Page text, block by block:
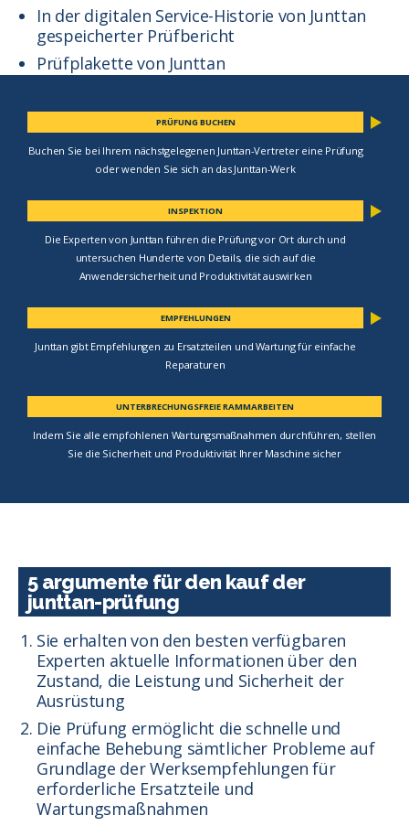
In der digitalen Service-Historie von Junttan
gespeicherter Prüfbericht
Prüfplakette von Junttan
PRÜFUNG BUCHEN
Buchen Sie bei Ihrem nächstgelegenen Junttan-Vertreter eine Prüfung
oder wenden Sie sich an das Junttan-Werk
INSPEKTION
Die Experten von Junttan führen die Prüfung vor Ort durch und
untersuchen Hunderte von Details, die sich auf die
Anwendersicherheit und Produktivität auswirken
EMPFEHLUNGEN
Junttan gibt Empfehlungen zu Ersatzteilen und Wartung für einfache
Reparaturen
UNTERBRECHUNGSFREIE RAMMARBEITEN
Indem Sie alle empfohlenen Wartungsmaßnahmen durchführen, stellen
Sie die Sicherheit und Produktivität Ihrer Maschine sicher
5 argumente für den kauf der
junttan-prüfung
Sie erhalten von den besten verfügbaren
Experten aktuelle Informationen über den
Zustand, die Leistung und Sicherheit der
Ausrüstung
Die Prüfung ermöglicht die schnelle und
einfache Behebung sämtlicher Probleme auf
Grundlage der Werksempfehlungen für
erforderliche Ersatzteile und
Wartungsmaßnahmen